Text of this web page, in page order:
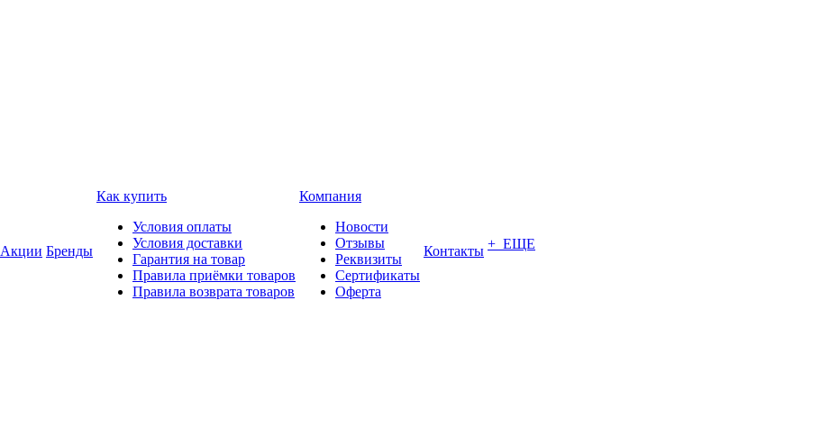
Акции Бренды
Как купить
Условия оплаты
Условия доставки
Гарантия на товар
Правила приёмки товаров
Правила возврата товаров
Компания
Новости
Отзывы
Реквизиты
Сертификаты
Оферта
Контакты + ЕЩЕ